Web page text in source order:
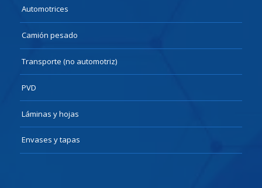
Automotrices
Camión pesado
Transporte (no automotriz)
PVD
Láminas y hojas
Envases y tapas